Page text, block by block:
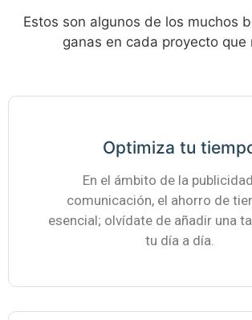
Estos son algunos de los muchos
ganas en cada proyecto que
Optimiza tu
En el ámbito de la
comunicación, el ahorro de
esencial; olvídate de añadir una
tu día a día.